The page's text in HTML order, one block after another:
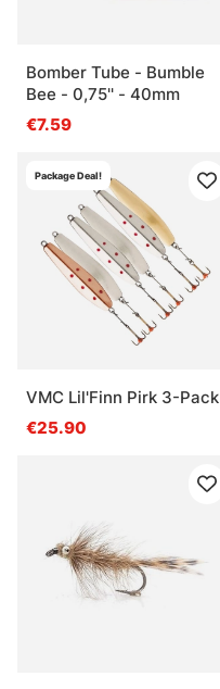
Bomber Tube - Bumble
Bee - 0,75'' - 40mm
€7.59
Package Deal!
VMC Lil'Finn Pirk 3-Pack
€25.90